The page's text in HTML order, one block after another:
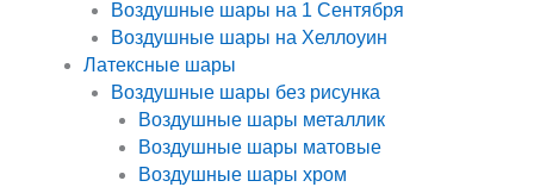
Воздушные шары на 1 Сентября
Воздушные шары на Хеллоуин
Латексные шары
Воздушные шары без рисунка
Воздушные шары металлик
Воздушные шары матовые
Воздушные шары хром